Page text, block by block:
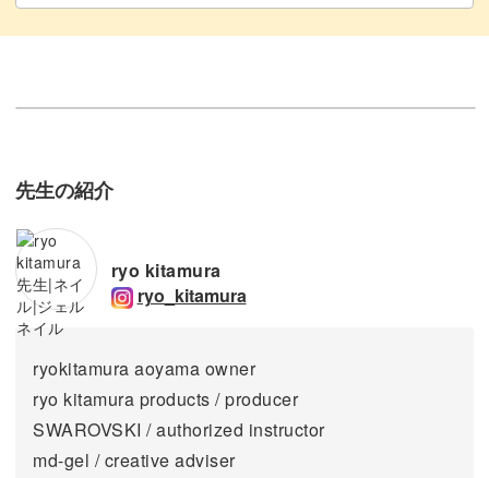
先生の紹介
ryo kitamura
ryo_kitamura
ryokitamura aoyama owner
ryo kitamura products / producer
SWAROVSKI / authorized instructor
md-gel / creative adviser